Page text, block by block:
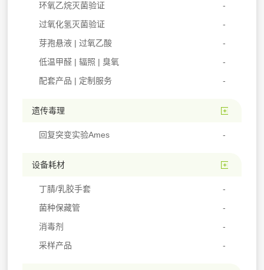
环氧乙烷灭菌验证
过氧化氢灭菌验证
芽孢悬液 | 过氧乙酸
低温甲醛 | 辐照 | 臭氧
配套产品 | 定制服务
遗传毒理
回复突变实验Ames
设备耗材
丁腈/乳胶手套
菌种保藏管
消毒剂
采样产品